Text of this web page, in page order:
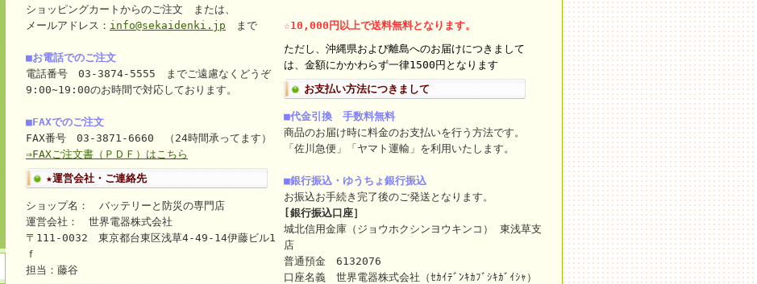
ショッピングカートからのご注文 または、
メールアドレス： info@sekaidenki.jp まで
■お電話でのご注文
電話番号 03-3874-5555 までご遠慮なくどうぞ
9:00~19:00のお時間で対応しております。
■FAXでのご注文
FAX番号 03-3871-6660 （24時間承ってます）
⇒FAXご注文書（ＰＤＦ）はこちら
★運営会社・ご連絡先
ショップ名： バッテリーと防災の専門店
運営会社： 世界電器株式会社
〒111-0032 東京都台東区浅草4-49-14伊藤ビル1
ｆ
担当：藤谷
☆10,000円以上で送料無料となります。
ただし、沖縄県および離島へのお届けにつきまして
は、金額にかかわらず一律1500円となります
お支払い方法につきまして
■代金引換 手数料無料
商品のお届け時に料金のお支払いを行う方法です。
「佐川急便」「ヤマト運輸」を利用いたします。
■銀行振込・ゆうちょ銀行振込
お振込お手続き完了後のご発送となります。
[銀行振込口座］
城北信用金庫（ジョウホクシンヨウキンコ） 東浅草支
店
普通預金 6132076
口座名義 世界電器株式会社（ｾｶｲﾃﾞﾝｷｶﾌﾞｼｷｶﾞｲｼｬ）